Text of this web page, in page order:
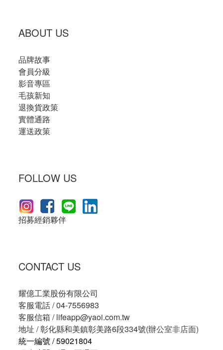
ABOUT US
品牌故事
會員分級
影音專區
毛孩新知
退換貨政策
實體通路
運送政策
FOLLOW US
招募經銷夥伴
CONTACT US
耀億工業股份有限公司
客服電話 / 04-7556983
客服信箱 /lifeapp@yaoi.com.tw
地址 / 彰化縣和美鎮彰美路6段334號(辦公室非店面)
統一編號 / 59021804